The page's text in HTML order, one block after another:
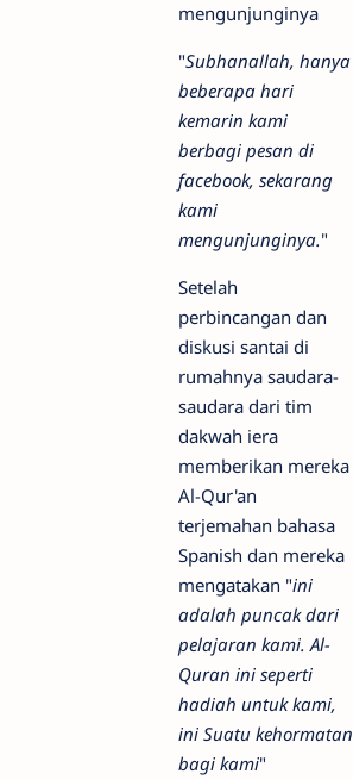
mengunjunginya
"Subhanallah, hanya
beberapa hari
kemarin kami
berbagi pesan di
facebook, sekarang
kami
mengunjunginya."
Setelah
perbincangan dan
diskusi santai di
rumahnya saudara-
saudara dari tim
dakwah iera
memberikan mereka
Al-Qur'an
terjemahan bahasa
Spanish dan mereka
mengatakan "ini
adalah puncak dari
pelajaran kami. Al-
Quran ini seperti
hadiah untuk kami,
ini Suatu kehormatan
bagi kami"